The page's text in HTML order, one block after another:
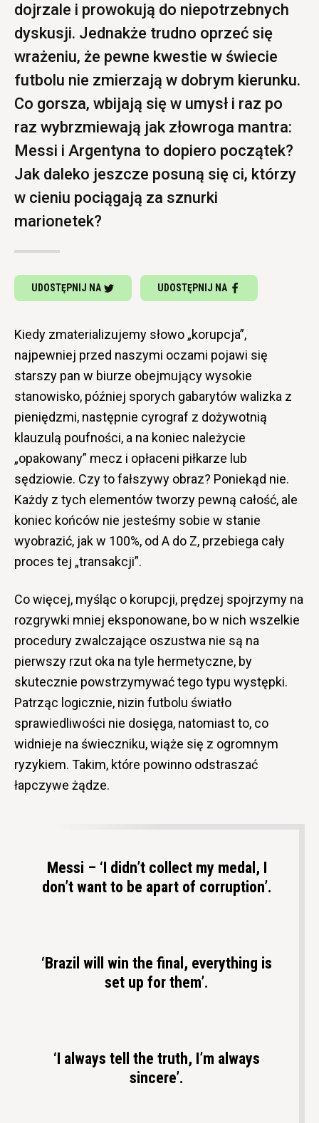
dojrzale i prowokują do niepotrzebnych
dyskusji. Jednakże trudno oprzeć się
wrażeniu, że pewne kwestie w świecie
futbolu nie zmierzają w dobrym kierunku.
Co gorsza, wbijają się w umysł i raz po
raz wybrzmiewają jak złowroga mantra:
Messi i Argentyna to dopiero początek?
Jak daleko jeszcze posuną się ci, którzy
w cieniu pociągają za sznurki
marionetek?
UDOSTĘPNIJ NA UDOSTĘPNIJ NA
Kiedy zmaterializujemy słowo „korupcja”,
najpewniej przed naszymi oczami pojawi się
starszy pan w biurze obejmujący wysokie
stanowisko, później sporych gabarytów walizka z
pieniędzmi, następnie cyrograf z dożywotnią
klauzulą poufności, a na koniec należycie
„opakowany” mecz i opłaceni piłkarze lub
sędziowie. Czy to fałszywy obraz? Poniekąd nie.
Każdy z tych elementów tworzy pewną całość, ale
koniec końców nie jesteśmy sobie w stanie
wyobrazić, jak w 100%, od A do Z, przebiega cały
proces tej „transakcji”.
Co więcej, myśląc o korupcji, prędzej spojrzymy na
rozgrywki mniej eksponowane, bo w nich wszelkie
procedury zwalczające oszustwa nie są na
pierwszy rzut oka na tyle hermetyczne, by
skutecznie powstrzymywać tego typu występki.
Patrząc logicznie, nizin futbolu światło
sprawiedliwości nie dosięga, natomiast to, co
widnieje na świeczniku, wiąże się z ogromnym
ryzykiem. Takim, które powinno odstraszać
łapczywe żądze.
Messi – ‘I didn’t collect my medal, I
don’t want to be apart of corruption’.
‘Brazil will win the final, everything is
set up for them’.
‘I always tell the truth, I’m always
sincere’.